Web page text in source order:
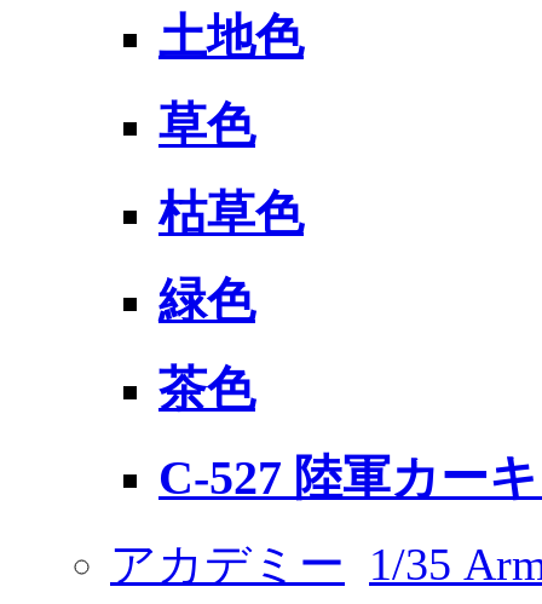
土地色
草色
枯草色
緑色
茶色
C-527 陸軍カー
アカデミー 1/35